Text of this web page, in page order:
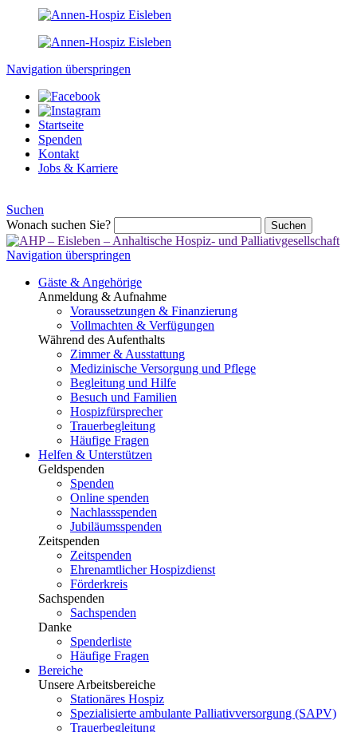
Navigation überspringen
Startseite
Spenden
Kontakt
Jobs & Karriere
Suchen
Wonach suchen Sie?
Suchen
Navigation überspringen
Gäste & Angehörige
Anmeldung & Aufnahme
Voraussetzungen & Finanzierung
Vollmachten & Verfügungen
Während des Aufenthalts
Zimmer & Ausstattung
Medizinische Versorgung und Pflege
Begleitung und Hilfe
Besuch und Familien
Hospizfürsprecher
Trauerbegleitung
Häufige Fragen
Helfen & Unterstützen
Geldspenden
Spenden
Online spenden
Nachlassspenden
Jubiläumsspenden
Zeitspenden
Zeitspenden
Ehrenamtlicher Hospizdienst
Förderkreis
Sachspenden
Sachspenden
Danke
Spenderliste
Häufige Fragen
Bereiche
Unsere Arbeitsbereiche
Stationäres Hospiz
Spezialisierte ambulante Palliativversorgung (SAPV)
Trauerbegleitung